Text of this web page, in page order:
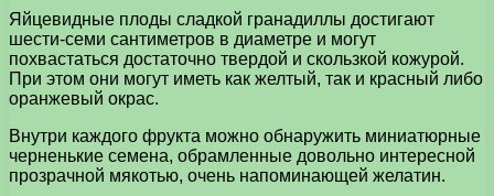
Яйцевидные плоды сладкой гранадиллы достигают
шести-семи сантиметров в диаметре и могут
похвастаться достаточно твердой и скользкой кожурой.
При этом они могут иметь как желтый, так и красный либо
оранжевый окрас.
Внутри каждого фрукта можно обнаружить миниатюрные
черненькие семена, обрамленные довольно интересной
прозрачной мякотью, очень напоминающей желатин.